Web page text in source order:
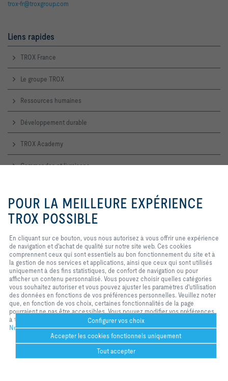
Service d'aide Plus
trox-fr@troxgroup.com
Liens rapides
TROX France
Le groupe TROX
Ressources humaines
Développement durable
TROX Academy
Commandes et livraisons
Contactez-nous
Accueil, contact commercial et technique
TROX SUR LES RÉSEAUX SOCIAUX
Home Contacts Imprint
Conditions de livraison et de paiement
Confidentialité
nous autorisez à vous offrir une
expérience de navigation et
d'achat de qualité sur notre site
web. Ces cookies comprennent
fonctionnement du site et au
contrôle de nos services et
applications, ainsi que ceux qui
sont utilisés uniquement à des
fins statistiques, pour des
paramètres de commodité ou pour
afficher un contenu personnalisé.
Vous pouvez décider quelles
catégories vous souhaitez
autoriser et vous pouvez ajuster
les paramètres d'utilisation des
données en fonction de vos
propres besoinsS. Veuillez noter
que, selon les paramètres que
vous avez sélectionnés, toutes les
fonctionnalités de la page peuvent
POUR LA MEILLEURE EXPÉRIENCE
TROX POSSIBLE
En cliquant sur ce bouton, vous nous autorisez à vous offrir une expérience
de navigation et d'achat de qualité sur notre site web. Ces cookies
comprennent ceux qui sont essentiels au bon fonctionnement du site et à
la gestion de nos services et applications, ainsi que ceux qui sont utilisés
uniquement à des fins statistiques, de confort de navigation ou pour
afficher un contenu personnalisé. Vous pouvez choisir quelles catégories
vous souhaitez autoriser et vous pouvez ajuster les paramètres d'utilisation
des données en fonctions de vos préférences personnelles. Veuillez noter
que, en fonction de vos choix, certaines fonctionnalités de la page
pourraient ne pas être accessibles. Vous pouvez modifier vos préférences
à tout moment.
Notre politique de confidentialité
Configurer vos choix
Accepter les cookies fonctionnels uniquement
Tout accepter